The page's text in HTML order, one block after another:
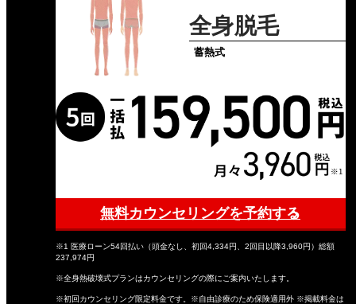
全身脱毛
蓄熱式
無料カウンセリングを予約する
※1 医療ローン54回払い（頭金なし、初回4,334円、2回目以降3,960円）総額
237,974円
※全身熱破壊式プランはカウンセリングの際にご案内いたします。
※初回カウンセリング限定料金です。※自由診療のため保険適用外 ※掲載料金は